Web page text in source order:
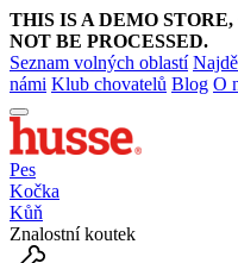
THIS IS A DEMO
NOT BE PROCESSED.
Seznam volných oblastí
námi Klub chovatelů Blog O
Pes
Kočka
Kůň
Znalostní koutek